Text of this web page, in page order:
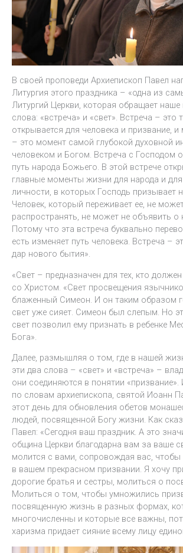
В своей проповеди Архиепископ Павел
Литургия этого праздника – «одна из
Литургий Церкви, которая обращает
слова: «встреча» и «свет». Встреча – это
открывается для человека и призвание, и
– это момент самой глубокой духовной
человеком и Богом. Встреча с Господом
путь народа Божьего. В этой встрече
главные моменты жизни для народа и
личности, в которых Господь призывает
Человек, который переживает ее, не
распространять, не может не объявить о
Потому что эта встреча буквально
есть изменяет путь человека. Встреча –
дар нового бытия».
«Свет – предназначен для тех, кто
со Христом. «Свет просвещения
блаженный Симеон. И он таким образом
свет уже сияет. Симеон был слепым. Но
свет позволил ему признать в ребенке
Бога».
Далее, размышляя о том, где в нашей
эти два слова – «свет» и «встреча» –
они соединяются в понятии
по словам архиепископа, святой Иоанн
этот день для обновления обетов
людей, посвященной Богу жизни. Как
Павел: «Сегодня ваш праздник. А это
община Церкви благодарна вам за ваше
молится с вами, сопровождая вас, чтобы
в вашем прекрасном призвании. Я хочу
дорогие братья и сестры, молиться о
Молиться о том, чтобы умножились
посвященную жизнь в разных формах,
многочисленны и которые все важны,
харизма придает сияние всему лицу